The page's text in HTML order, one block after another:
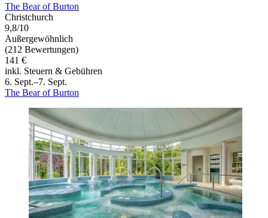
The Bear of Burton
Christchurch
9,8/10
Außergewöhnlich
(212 Bewertungen)
141 €
inkl. Steuern & Gebühren
6. Sept.–7. Sept.
The Bear of Burton